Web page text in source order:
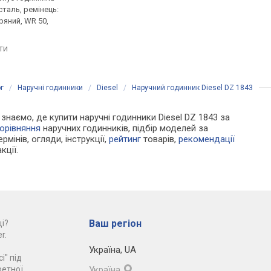
ремінець:
WR 50,
/ Наручні годинники / Diesel / Наручний годинник Diesel DZ 1843
де купити наручні годинники Diesel DZ 1843 за
наручних годинників, підбір моделей за
огляди, інструкції,рейтинг товарів,рекомендації
під
Ваш регіон
Україна, UA